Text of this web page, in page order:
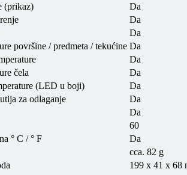
(prikaz)
Da
Da
Da
površine / predmeta / tekućine Da
Da
čela
Da
(LED u boji)
Da
za odlaganje
Da
Da
60
° C / ° F
Da
cca. 82 g
199 x 41 x 68